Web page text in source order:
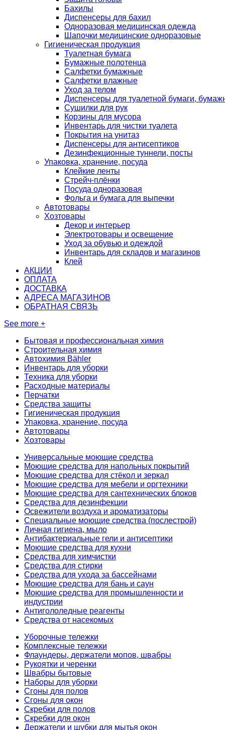
Бахилы
Диспенсеры для бахил
Одноразовая медицинская одежда
Шапочки медицинские одноразовые
Гигиеническая продукция
Туалетная бумага
Бумажные полотенца
Салфетки бумажные
Салфетки влажные
Уход за телом
Диспенсеры для туалетной бумаги,
Сушилки для рук
Корзины для мусора
Инвентарь для чистки туалета
Покрытия на унитаз
Диспенсеры для антисептиков
Дезинфекционные туннели, посты
Упаковка, хранение, посуда
Клейкие ленты
Стрейч-плёнки
Посуда одноразовая
Фольга и бумага для выпечки
Автотовары
Хозтовары
Декор и интерьер
Электротовары и освещение
Уход за обувью и одеждой
Инвентарь для складов и магазинов
Клей
АКЦИИ
ОПЛАТА
ДОСТАВКА
АДРЕСА МАГАЗИНОВ
ОБРАТНАЯ СВЯЗЬ
See more +
Бытовая и профессиональная химия
Строительная химия
Автохимия Bähler
Инвентарь для уборки
Техника для уборки
Расходные материалы
Перчатки
Средства защиты
Гигиеническая продукция
Упаковка, хранение, посуда
Автотовары
Хозтовары
Универсальные моющие средства
Моющие средства для напольных покрытий
Моющие средства для стёкол и зеркал
Моющие средства для мебели и оргтехники
Моющие средства для сантехнических блоков
Средства для дезинфекции
Освежители воздуха и ароматизаторы
Специальные моющие средства (послестрой)
Личная гигиена, мыло
Антибактериальные гели и антисептики
Моющие средства для кухни
Средства для химчистки
Средства для стирки
Средства для ухода за бассейнами
Моющие средства для бань и саун
Моющие средства для промышленности и
индустрии
Антигололедные реагенты
Средства от насекомых
Уборочные тележки
Комплексные тележки
Флаундеры, держатели мопов, швабры
Рукоятки и черенки
Швабры бытовые
Наборы для уборки
Сгоны для полов
Сгоны для окон
Скребки для полов
Скребки для окон
Держатели и шубки для мытья окон